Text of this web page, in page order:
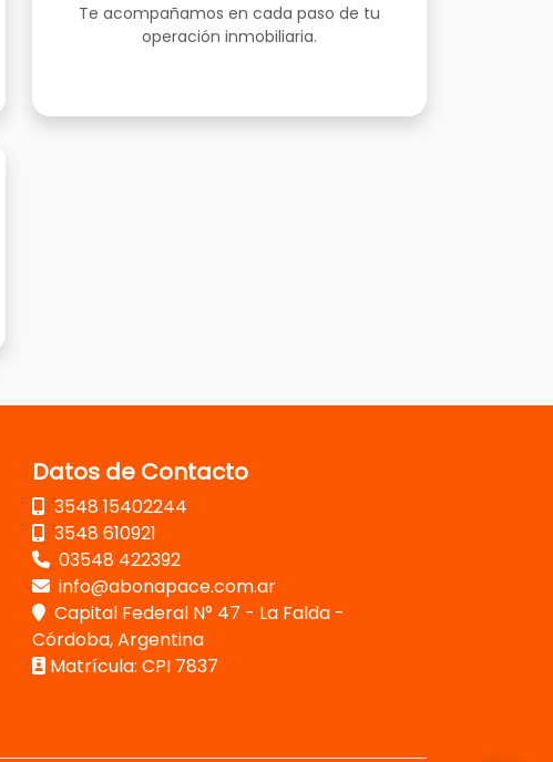
Te acompañamos en cada paso de tu
operación inmobiliaria.
Datos de Contacto
3548 15402244
3548 610921
03548 422392
info@abonapace.com.ar
Capital Federal N° 47 - La Falda -
Córdoba, Argentina
Matrícula: CPI 7837